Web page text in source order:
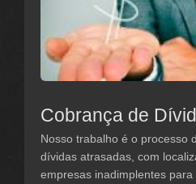
Cobrança de
Nosso trabalho é o processo
dívidas atrasadas, com
empresas inadimplentes